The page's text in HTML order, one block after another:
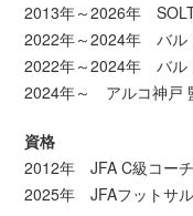
2013年～2026年
2022年～2024年 バル
2022年～2024年 バル
2024年～ アルコ神戸
資格
2012年 JFA C級コーチ
2025年 JFAフットサ